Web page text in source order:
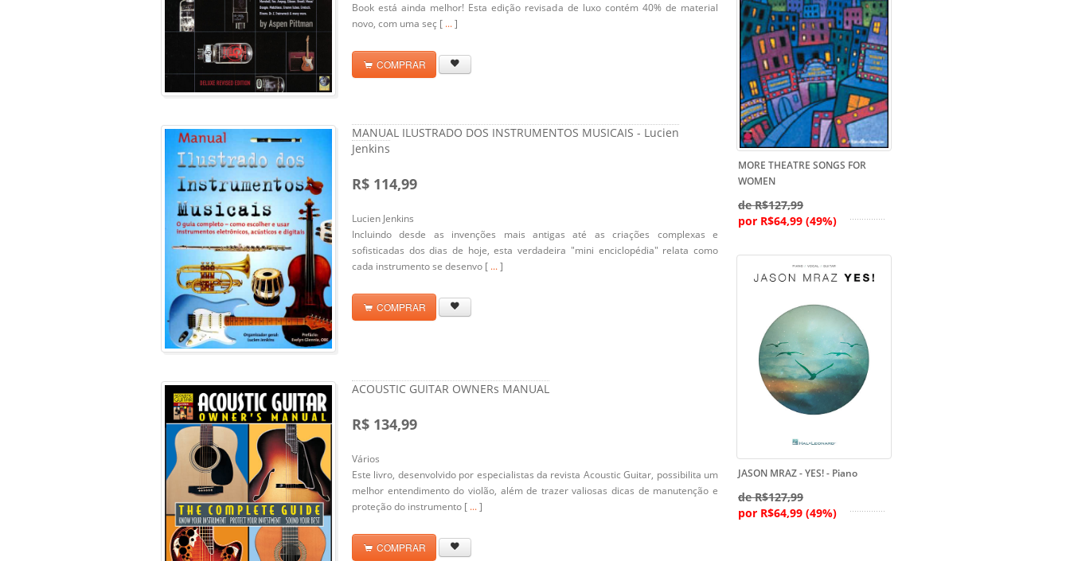
Book está ainda melhor! Esta edição revisada de luxo contém 40% de material
novo, com uma seç [ ...]
COMPRAR
MANUAL ILUSTRADO DOS INSTRUMENTOS MUSICAIS - Lucien
Jenkins
R$ 114,99
Lucien Jenkins
Incluindo desde as invenções mais antigas até as criações complexas e
sofisticadas dos dias de hoje, esta verdadeira "mini enciclopédia" relata como
cada instrumento se desenvo [ ...]
COMPRAR
ACOUSTIC GUITAR OWNERs MANUAL
R$ 134,99
Vários
Este livro, desenvolvido por especialistas da revista Acoustic Guitar, possibilita um
melhor entendimento do violão, além de trazer valiosas dicas de manutenção e
proteção do instrumento [ ...]
COMPRAR
MORE THEATRE SONGS FOR
WOMEN
de R$127,99
por R$64,99 (49%)
JASON MRAZ - YES! - Piano
de R$127,99
por R$64,99 (49%)